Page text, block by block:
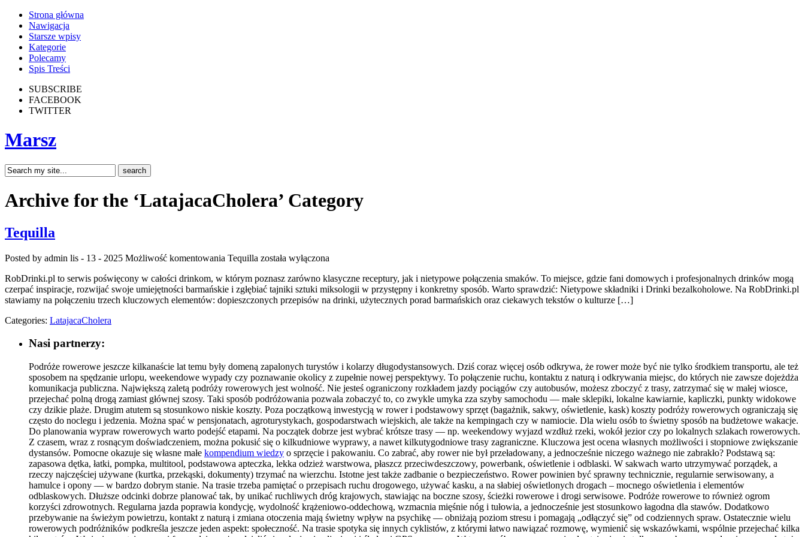
Strona główna
Nawigacja
Starsze wpisy
Kategorie
Polecamy
Spis Treści
SUBSCRIBE
FACEBOOK
TWITTER
Marsz
Archive for the ‘LatajacaCholera’ Category
Tequilla
Posted by admin lis - 13 - 2025 Możliwość komentowania Tequilla została wyłączona
RobDrinki.pl to serwis poświęcony w całości drinkom, w którym poznasz zarówno klasyczne receptury, jak i nietypowe połączenia smaków. To miejsce, gdzie fani domowych i profesjonalnych drinków mogą
czerpać inspiracje, rozwijać swoje umiejętności barmańskie i zgłębiać tajniki sztuki miksologii w przystępny i konkretny sposób. Warto sprawdzić: Nietypowe składniki i Drinki bezalkoholowe. Na RobDrinki.pl
stawiamy na połączeniu trzech kluczowych elementów: dopieszczonych przepisów na drinki, użytecznych porad barmańskich oraz ciekawych tekstów o kulturze […]
Categories: LatajacaCholera
Nasi partnerzy:
Podróże rowerowe jeszcze kilkanaście lat temu były domeną zapalonych turystów i kolarzy długodystansowych. Dziś coraz więcej osób odkrywa, że rower może być nie tylko środkiem transportu, ale też
sposobem na spędzanie urlopu, weekendowe wypady czy poznawanie okolicy z zupełnie nowej perspektywy. To połączenie ruchu, kontaktu z naturą i odkrywania miejsc, do których nie zawsze dojeżdża
komunikacja publiczna. Największą zaletą podróży rowerowych jest wolność. Nie jesteś ograniczony rozkładem jazdy pociągów czy autobusów, możesz zboczyć z trasy, zatrzymać się w małej wiosce,
przejechać polną drogą zamiast głównej szosy. Taki sposób podróżowania pozwala zobaczyć to, co zwykle umyka zza szyby samochodu — małe sklepiki, lokalne kawiarnie, kapliczki, punkty widokowe
czy dzikie plaże. Drugim atutem są stosunkowo niskie koszty. Poza początkową inwestycją w rower i podstawowy sprzęt (bagażnik, sakwy, oświetlenie, kask) koszty podróży rowerowych ograniczają się
często do noclegu i jedzenia. Można spać w pensjonatach, agroturystykach, gospodarstwach wiejskich, ale także na kempingach czy w namiocie. Dla wielu osób to świetny sposób na budżetowe wakacje.
Do planowania wypraw rowerowych warto podejść etapami. Na początek dobrze jest wybrać krótsze trasy — np. weekendowy wyjazd wzdłuż rzeki, wokół jezior czy po lokalnych szlakach rowerowych.
Z czasem, wraz z rosnącym doświadczeniem, można pokusić się o kilkudniowe wyprawy, a nawet kilkutygodniowe trasy zagraniczne. Kluczowa jest ocena własnych możliwości i stopniowe zwiększanie
dystansów. Pomocne okazuje się własne małe kompendium wiedzy o sprzęcie i pakowaniu. Co zabrać, aby rower nie był przeładowany, a jednocześnie niczego ważnego nie zabrakło? Podstawą są:
zapasowa dętka, łatki, pompka, multitool, podstawowa apteczka, lekka odzież warstwowa, płaszcz przeciwdeszczowy, powerbank, oświetlenie i odblaski. W sakwach warto utrzymywać porządek, a
rzeczy najczęściej używane (kurtka, przekąski, dokumenty) trzymać na wierzchu. Istotne jest także zadbanie o bezpieczeństwo. Rower powinien być sprawny technicznie, regularnie serwisowany, a
hamulce i opony — w bardzo dobrym stanie. Na trasie trzeba pamiętać o przepisach ruchu drogowego, używać kasku, a na słabiej oświetlonych drogach – mocnego oświetlenia i elementów
odblaskowych. Dłuższe odcinki dobrze planować tak, by unikać ruchliwych dróg krajowych, stawiając na boczne szosy, ścieżki rowerowe i drogi serwisowe. Podróże rowerowe to również ogrom
korzyści zdrowotnych. Regularna jazda poprawia kondycję, wydolność krążeniowo-oddechową, wzmacnia mięśnie nóg i tułowia, a jednocześnie jest stosunkowo łagodna dla stawów. Dodatkowo
przebywanie na świeżym powietrzu, kontakt z naturą i zmiana otoczenia mają świetny wpływ na psychikę — obniżają poziom stresu i pomagają „odłączyć się” od codziennych spraw. Ostatecznie wielu
rowerowych podróżników podkreśla jeszcze jeden aspekt: społeczność. Na trasie spotyka się innych cyklistów, z którymi łatwo nawiązać rozmowę, wymienić się wskazówkami, wspólnie przejechać kilka